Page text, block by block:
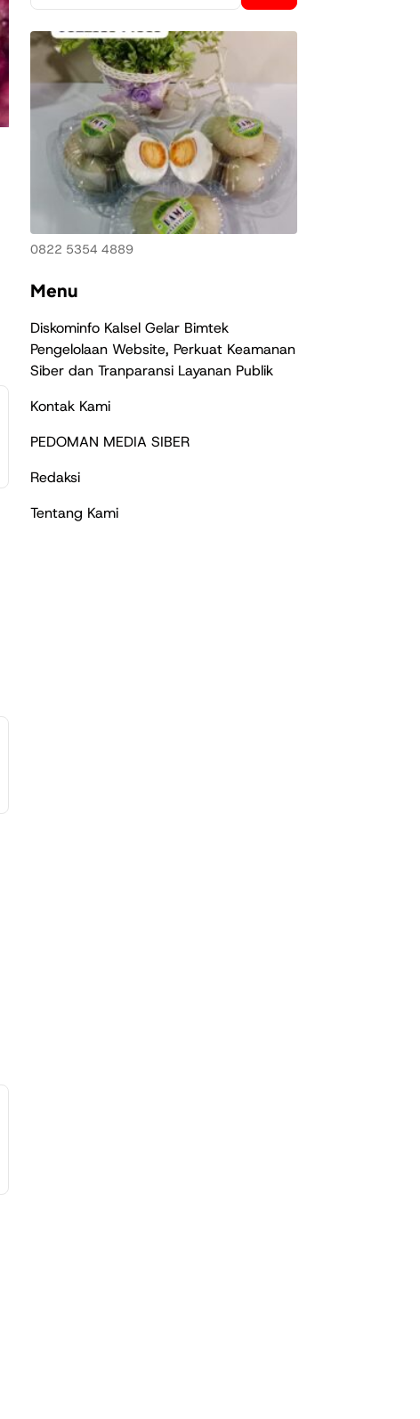
0822 5354 4889
Menu
Diskominfo Kalsel Gelar Bimtek
Pengelolaan Website, Perkuat Keamanan
Siber dan Tranparansi Layanan Publik
Kontak Kami
PEDOMAN MEDIA SIBER
Redaksi
Tentang Kami